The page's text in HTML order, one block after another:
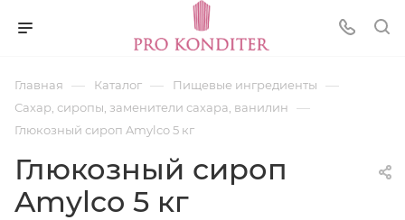
Главная — Каталог — Пищевые ингредиенты —
Сахар, сиропы, заменители сахара, ванилин —
Глюкозный сироп Amylco 5 кг
Глюкозный сироп
Amylco 5 кг